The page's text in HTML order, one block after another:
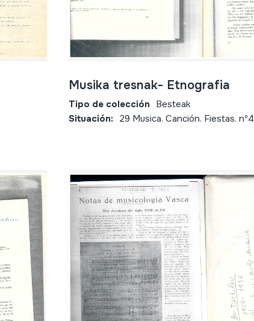
Musika tresnak- Etnografia
Tipo de colección Besteak
Situación: 29 Musica. Canción. Fiestas. nº4